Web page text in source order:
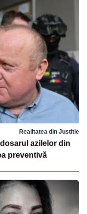
Realitatea din Justitie
azilelor din
preventivă